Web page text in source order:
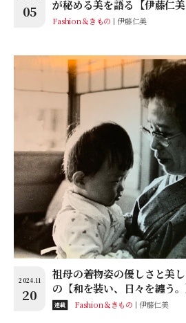
05
が秘める美を語る【伊藤仁
Fashion＆きもの 伊藤仁美
2024.11
20
祖母の着物姿の優しさと美
の【和を装い、日々を纏う
連載 Fashion＆きもの 伊藤仁美